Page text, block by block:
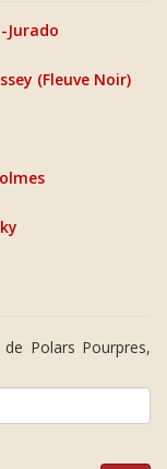
Jurado
(Fleuve Noir)
Polars Pourpres,